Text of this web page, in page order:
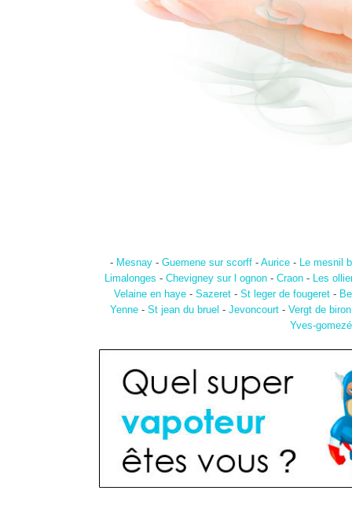
- Mesnay- Guemene sur scorff- Aurice- Le mesnil
Limalonges - Chevigney sur l ognon - Craon - Les
Velaine en haye- Sazeret- St leger de fougeret-
Yenne - St jean du bruel - Jevoncourt - Vergt de biron
Yves-